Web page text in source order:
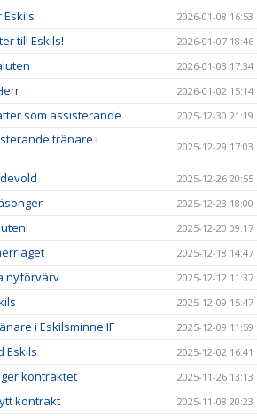
2026-01-08 16:53
till Eskils! 2026-01-07 18:46
2026-01-03 17:34
2026-01-02 15:14
som assisterande 2025-12-30 21:19
tränare i
2025-12-29 17:03
2025-12-26 20:55
2025-12-23 18:00
2025-12-20 09:17
2025-12-18 14:47
nyförvärv 2025-12-12 11:37
2025-12-09 15:47
i Eskilsminne IF 2025-12-09 11:59
Eskils 2025-12-02 16:41
kontraktet 2025-11-26 13:13
kontrakt 2025-11-08 20:23